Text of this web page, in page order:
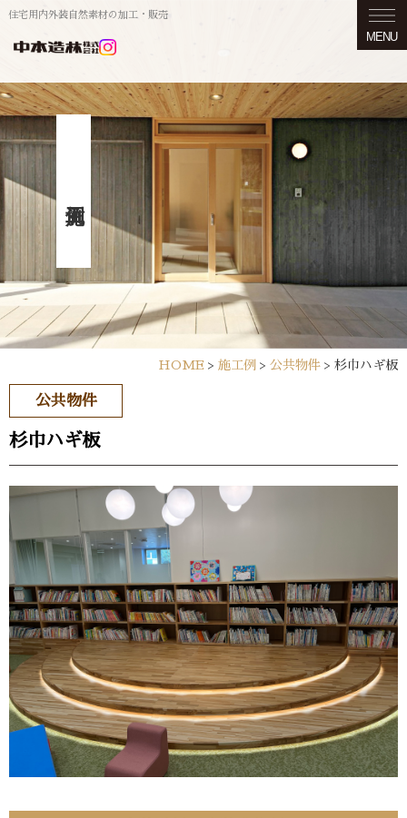
住宅用内外装自然素材の加工・販売
MENU
HOME > 施工例 > 公共物件 > 杉巾ハギ板
公共物件
杉巾ハギ板